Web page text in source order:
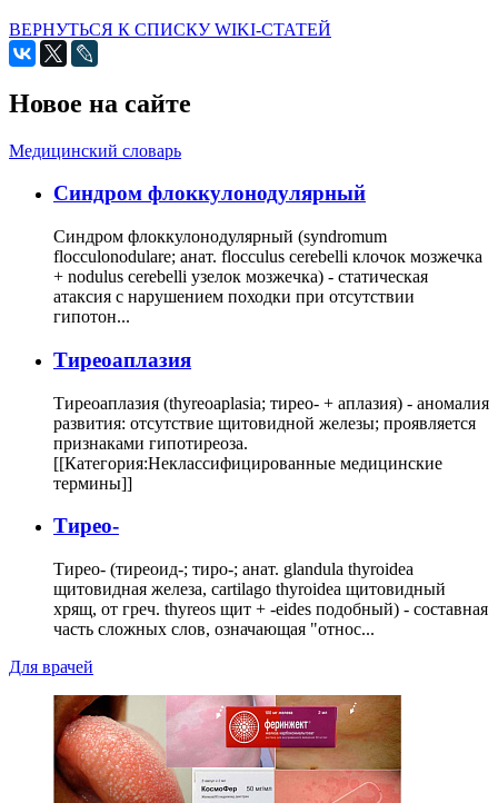
ВЕРНУТЬСЯ К СПИСКУ WIKI-СТАТЕЙ
Новое на сайте
Медицинский словарь
Cиндром флоккулонодулярный
Синдром флоккулонодулярный (syndromum
flocculonodulare; анат. flocculus cerebelli клочок мозжечка
+ nodulus cerebelli узелок мозжечка) - статическая
атаксия с нарушением походки при отсутствии
гипотон...
Тиреоаплазия
Тиреоаплазия (thyreoaplasia; тирео- + аплазия) - аномалия
развития: отсутствие щитовидной железы; проявляется
признаками гипотиреоза.
[[Категория:Неклассифицированные медицинские
термины]]
Тирео-
Тирео- (тиреоид-; тиро-; анат. glandula thyroidea
щитовидная железа, cartilago thyroidea щитовидный
хрящ, от греч. thyreos щит + -eides подобный) - составная
часть сложных слов, означающая "относ...
Для врачей